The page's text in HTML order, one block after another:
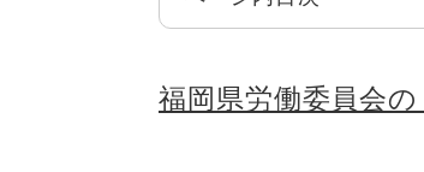
福岡県労働委員会